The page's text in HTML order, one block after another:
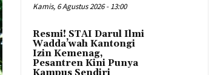
Kamis, 6 Agustus 2026 - 13:00
Resmi! STAI Darul Ilmi
Wadda’wah Kantongi
Izin Kemenag,
Pesantren Kini Punya